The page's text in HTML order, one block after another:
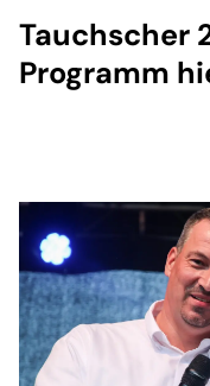
Tauchscher
Programm